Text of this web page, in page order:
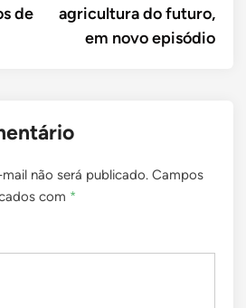
de
agricultura do futuro,
em novo episódio
não será publicado. Campos
com *